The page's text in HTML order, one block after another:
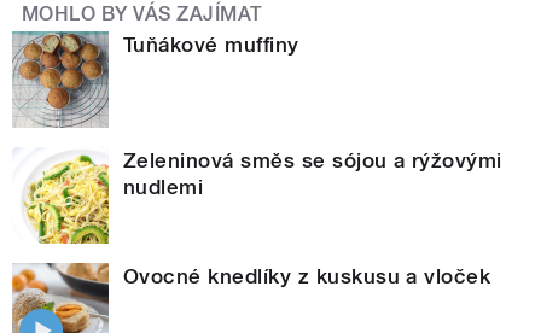
MOHLO BY VÁS ZAJÍMAT
Tuňákové muffiny
Zeleninová směs se sójou a rýžovými
nudlemi
Ovocné knedlíky z kuskusu a vloček